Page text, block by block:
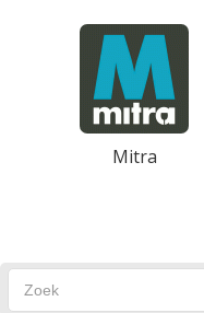
Mitra